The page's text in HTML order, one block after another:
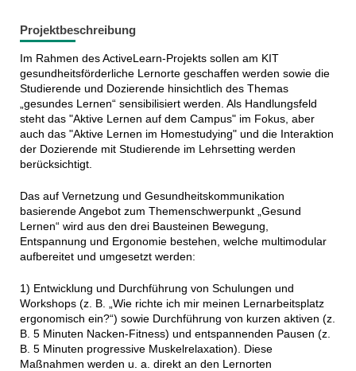
Projektbeschreibung
Im Rahmen des ActiveLearn-Projekts sollen am KIT
gesundheitsförderliche Lernorte geschaffen werden sowie die
Studierende und Dozierende hinsichtlich des Themas
„gesundes Lernen“ sensibilisiert werden. Als Handlungsfeld
steht das "Aktive Lernen auf dem Campus" im Fokus, aber
auch das "Aktive Lernen im Homestudying" und die Interaktion
der Dozierende mit Studierende im Lehrsetting werden
berücksichtigt.
Das auf Vernetzung und Gesundheitskommunikation
basierende Angebot zum Themenschwerpunkt „Gesund
Lernen“ wird aus den drei Bausteinen Bewegung,
Entspannung und Ergonomie bestehen, welche multimodular
aufbereitet und umgesetzt werden:
1) Entwicklung und Durchführung von Schulungen und
Workshops (z. B. „Wie richte ich mir meinen Lernarbeitsplatz
ergonomisch ein?“) sowie Durchführung von kurzen aktiven (z.
B. 5 Minuten Nacken-Fitness) und entspannenden Pausen (z.
B. 5 Minuten progressive Muskelrelaxation). Diese
Maßnahmen werden u. a. direkt an den Lernorten